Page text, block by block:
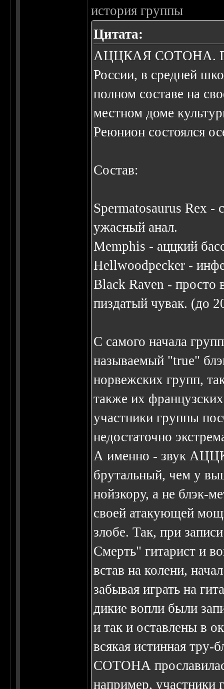
история группы
Цитата:
АЦЦКАЯ СОТОHА.
России, в средней
полном составе на
местном доме
Реюнион состоялся
Состав:
Spermatosaurus Rex -
ужасный анал.
Memphis - аццкий
Hellwoodpecker -
Black Raven - просто
пиздатый чувак. (до
С самого начала
называемый "true"
норвежских групп,
также их
участники группы
недостаточно
А именно - звук
брутальный, чем у
нойзкору, а не блэк-
своей атакующей
злобе. Так, при
Смерть" гитарист и
встав на колени,
забывая играть на
дикие вопли были
и так и оставлены в
всякая истинная
СОТОHА
например, участники